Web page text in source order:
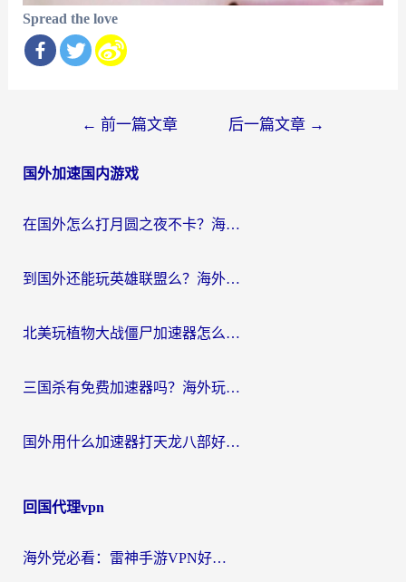
Spread the love
导
← 前一篇文章 后一篇文章 →
国外加速国内游戏
在国外怎么打月圆之夜不卡？海外玩家国服游戏加速终极指南（附巴西英国游戏适配方案）
到国外还能玩英雄联盟么？海外玩家国服游戏畅玩终极指南
北美玩植物大战僵尸加速器怎么选？2026海外党必看的国服游戏加速指南
三国杀有免费加速器吗？海外玩家国服畅玩终极指南（附泰国南非专属解决方案）
国外用什么加速器打天龙八部好？2026海外玩家国服游戏加速全攻略
回国代理vpn
海外党必看：雷神手游VPN好用吗？和天速回国VPN对比哪个回国效果更好？附实用加速器选择指南